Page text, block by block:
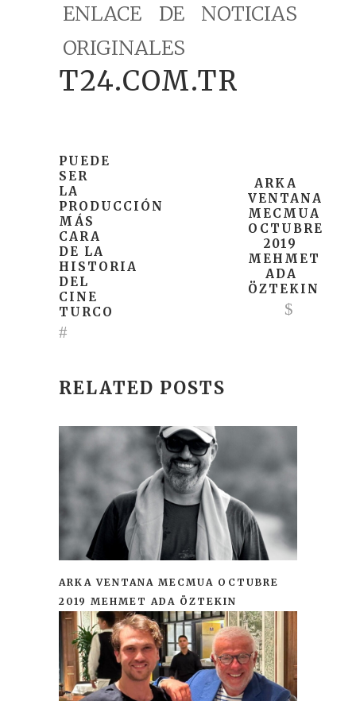
ENLACE DE NOTICIAS
ORIGINALES
T24.COM.TR
PUEDE
SER
LA
PRODUCCIÓN
MÁS
CARA
DE LA
HISTORIA
DEL
CINE
TURCO
ARKA
VENTANA
MECMUA
OCTUBRE
2019
MEHMET
ADA
ÖZTEKIN
RELATED POSTS
ARKA VENTANA MECMUA OCTUBRE
2019 MEHMET ADA ÖZTEKIN